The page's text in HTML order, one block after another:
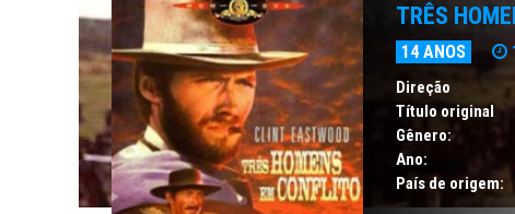
TRÊS
14 ANOS
Direção
Título original
Gênero:
Ano:
País de origem: